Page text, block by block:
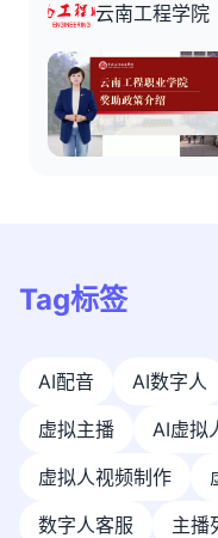
云南工程学院
Tag标签
AI配音 AI数字人
虚拟主播
AI虚拟
虚拟人视频制作
数字人客服
主播